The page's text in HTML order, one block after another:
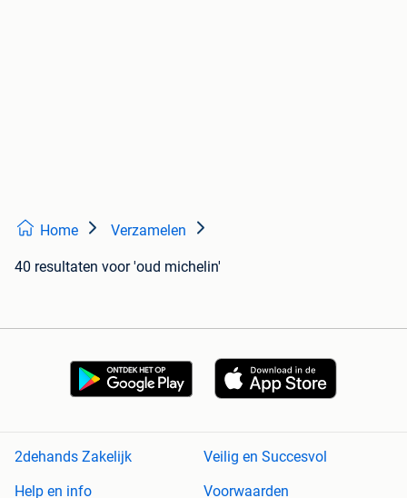
Home Verzamelen
40 resultaten voor 'oud michelin'
2dehands Zakelijk
Veilig en Succesvol
Help en info
Voorwaarden